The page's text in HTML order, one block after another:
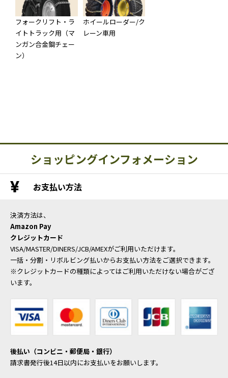
フォークリフト・ラ
イトトラック用（マ
ンガン合金鋼チェー
ン）
ホイールローダー/ク
レーン車用
ショッピングインフォメーション
お支払い方法
決済方法は、
Amazon Pay
クレジットカード
VISA/MASTER/DINERS/JCB/AMEXがご利用いただけます。
一括・分割・リボルビング払いからお支払い方法をご選択できます。
※クレジットカードの種類によってはご利用いただけない場合がござ
います。
後払い（コンビニ・郵便局・銀行）
請求書発行後14日以内にお支払いをお願いします。